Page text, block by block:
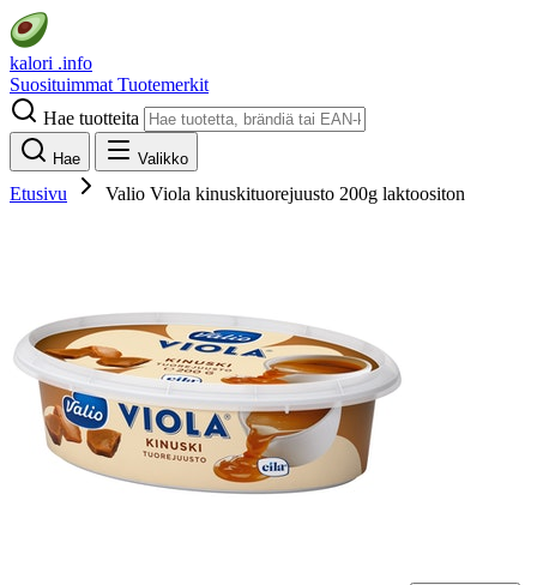
kalori .info
Suosituimmat Tuotemerkit
Hae tuotteita
Hae Valikko
Etusivu Valio Viola kinuskituorejuusto 200g laktoositon